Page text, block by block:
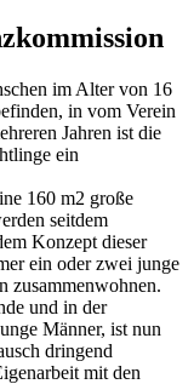
im Alter von 16
in vom Verein
Jahren ist die
ein
160 m2 große
seitdem
Konzept dieser
ein oder zwei junge
zusammenwohnen.
und in der
Männer, ist nun
dringend
mit den